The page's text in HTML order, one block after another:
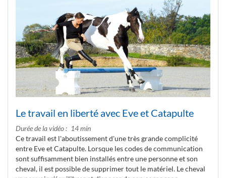
Le travail en liberté avec Eve et Catapulte
Durée de la vidéo
14 min
Ce travail est l'aboutissement d'une très grande complicité
entre Eve et Catapulte. Lorsque les codes de communication
sont suffisamment bien installés entre une personne et son
cheval, il est possible de supprimer tout le matériel. Le cheval